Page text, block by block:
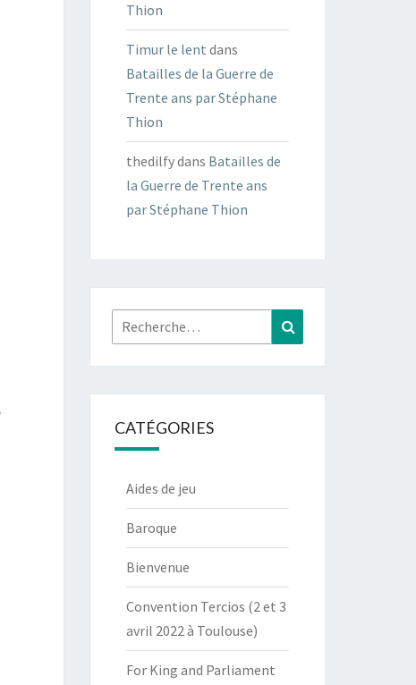
Thion
Timur le lent dans
Batailles de la Guerre de
Trente ans par Stéphane
Thion
thedilfydans Batailles de
la Guerre de Trente ans
par Stéphane Thion
Rechercher :
CATÉGORIES
Aides de jeu
Baroque
Bienvenue
Convention Tercios (2 et 3
avril 2022 à Toulouse)
For King and Parliament